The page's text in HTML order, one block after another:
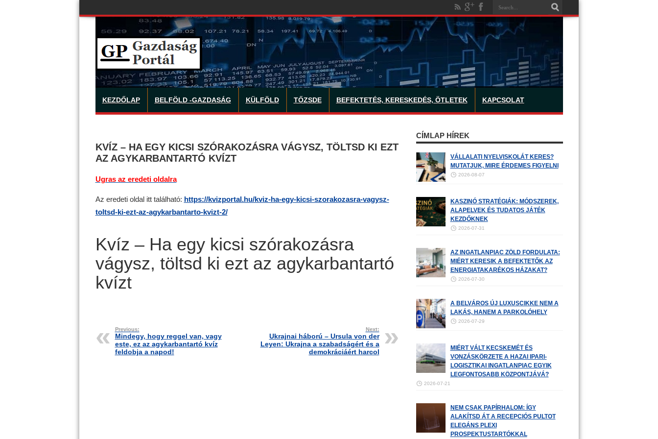
KEZDŐLAP BELFÖLD -GAZDASÁG KÜLFÖLD TŐZSDE BEFEKTETÉS, KERESKEDÉS, ÖTLETEK KAPCSOLAT
KVÍZ – HA EGY KICSI SZÓRAKOZÁSRA VÁGYSZ, TÖLTSD KI EZT
AZ AGYKARBANTARTÓ KVÍZT
Ugras az eredeti oldalra
Az eredeti oldal itt található: https://kvizportal.hu/kviz-ha-egy-kicsi-szorakozasra-vagysz-
toltsd-ki-ezt-az-agykarbantarto-kvizt-2/
Kvíz – Ha egy kicsi szórakozásra
vágysz, töltsd ki ezt az agykarbantartó
kvízt
Previous:
Mindegy, hogy reggel van, vagy
este, ez az agykarbantartó kvíz
feldobja a napod!
Next:
Ukrajnai háború – Ursula von der
Leyen: Ukrajna a szabadságért és a
demokráciáért harcol
CÍMLAP HÍREK
VÁLLALATI NYELVISKOLÁT KERES?
MUTATJUK, MIRE ÉRDEMES FIGYELNI
2026-08-07
KASZINÓ STRATÉGIÁK: MÓDSZEREK,
ALAPELVEK ÉS TUDATOS JÁTÉK
KEZDŐKNEK
2026-07-31
AZ INGATLANPIAC ZÖLD FORDULATA:
MIÉRT KERESIK A BEFEKTETŐK AZ
ENERGIATAKARÉKOS HÁZAKAT?
2026-07-30
A BELVÁROS ÚJ LUXUSCIKKE NEM A
LAKÁS, HANEM A PARKOLÓHELY
2026-07-29
MIÉRT VÁLT KECSKEMÉT ÉS
VONZÁSKÖRZETE A HAZAI IPARI-
LOGISZTIKAI INGATLANPIAC EGYIK
LEGFONTOSABB KÖZPONTJÁVÁ?
2026-07-21
NEM CSAK PAPÍRHALOM: ÍGY
ALAKÍTSD ÁT A RECEPCIÓS PULTOT
ELEGÁNS PLEXI
PROSPEKTUSTARTÓKKAL